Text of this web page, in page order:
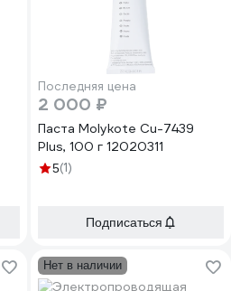
Последняя цена
2 000 ₽
Паста Molykote Cu-7439
Plus, 100 г 12020311
5(1)
Подписаться
Нет в наличии